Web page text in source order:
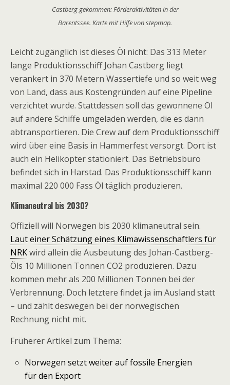
Castberg gekommen: Förderaktivitäten in der
Barentssee. Karte mit Hilfe von stepmap.
Leicht zugänglich ist dieses Öl nicht: Das 313 Meter
lange Produktionsschiff Johan Castberg liegt
verankert in 370 Metern Wassertiefe und so weit weg
von Land, dass aus Kostengründen auf eine Pipeline
verzichtet wurde. Stattdessen soll das gewonnene Öl
auf andere Schiffe umgeladen werden, die es dann
abtransportieren. Die Crew auf dem Produktionsschiff
wird über eine Basis in Hammerfest versorgt. Dort ist
auch ein Helikopter stationiert. Das Betriebsbüro
befindet sich in Harstad. Das Produktionsschiff kann
maximal 220 000 Fass Öl täglich produzieren.
Klimaneutral bis 2030?
Offiziell will Norwegen bis 2030 klimaneutral sein.
Laut einer Schätzung eines Klimawissenschaftlers für
NRKwird allein die Ausbeutung des Johan-Castberg-
Öls 10 Millionen Tonnen CO2 produzieren. Dazu
kommen mehr als 200 Millionen Tonnen bei der
Verbrennung. Doch letztere findet ja im Ausland statt
– und zählt deswegen bei der norwegischen
Rechnung nicht mit.
Früherer Artikel zum Thema:
Norwegen setzt weiter auf fossile Energien
für den Export